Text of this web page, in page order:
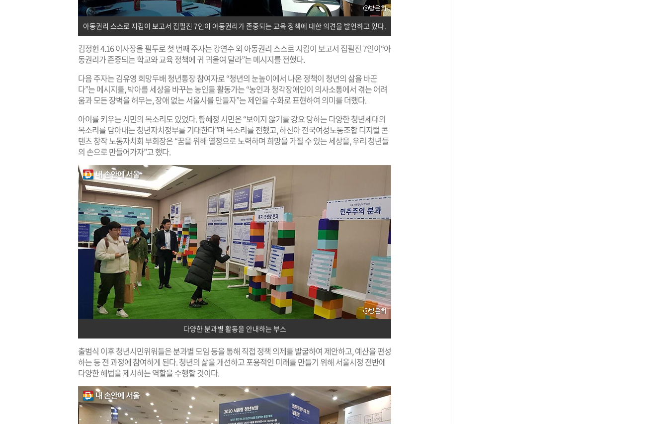
아동권리 스스로 지킴이 보고서 집필진 7인이 아동권리가 존중되는 교육 정책에 대한 의견을 발언하고 있다.
김정헌 4.16 이사장을 필두로 첫 번째 주자는 강연수 외 아동권리 스스로 지킴이 보고서 집필진 7인이“아
동권리가 존중되는 학교와 교육 정책에 귀 귀울여 달라”는 메시지를 전했다.
다음 주자는 김유영 희망두배 청년통장 참여자로 “청년의 눈높이에서 나온 정책이 청년의 삶을 바꾼
다”는 메시지를, 박아름 세상을 바꾸는 농인들 활동가는 “농인과 청각장애인이 의사소통에서 겪는 어려
움과 모든 장벽을 허무는, 장애 없는 서울시를 만들자”는 제안을 수화로 표현하여 의미를 더했다.
아이를 키우는 시민의 목소리도 있었다. 황혜정 시민은 “보이지 않기를 강요 당하는 다양한 청년세대의
목소리를 담아내는 청년자치정부를 기대한다”며 목소리를 전했고, 하신아 전국여성노동조합 디지털 콘
텐츠 창작 노동자치회 부회장은 “꿈을 위해 열정으로 노력하며 희망을 가질 수 있는 세상을, 우리 청년들
의 손으로 만들어가자”고 했다.
다양한 분과별 활동을 안내하는 부스
출범식 이후 청년시민위워들은 분과별 모임 등을 통해 직접 정책 의제를 발굴하여 제안하고, 예산을 편성
하는 등 전 과정에 참여하게 된다. 청년의 삶을 개선하고 포용적인 미래를 만들기 위해 서울시정 전반에
다양한 해법을 제시하는 역할을 수행할 것이다.